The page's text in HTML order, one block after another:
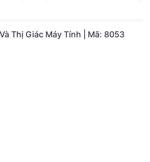
Thị Giác Máy Tính | Mã: 8053